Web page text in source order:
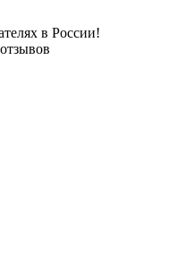
в России!